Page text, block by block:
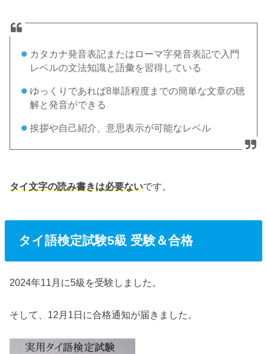
カタカナ発音表記またはローマ字発音表記で入門
レベルの文法知識と語彙を習得している
ゆっくりであれば8単語程度までの簡単な文章の聴
解と発音ができる
挨拶や自己紹介、意思表示が可能なレベル
タイ文字の読み書きは必要ないです。
タイ語検定試験5級 受験＆合格
2024年11月に5級を受験しました。
そして、12月1日に合格通知が届きました。